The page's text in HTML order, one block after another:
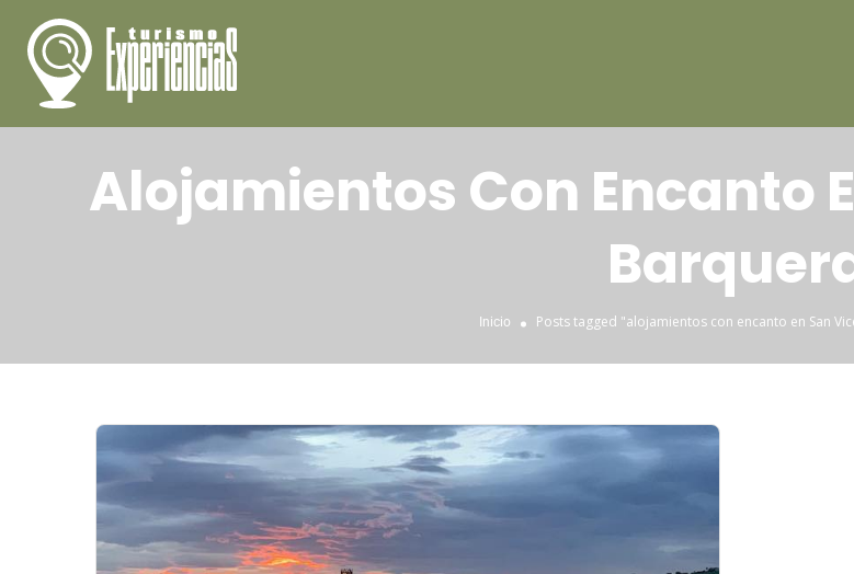
Alojamientos Con Encanto
Inicio Posts tagged "alojamientos con encanto en San